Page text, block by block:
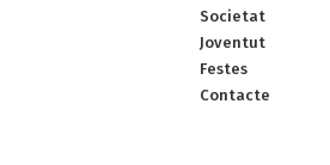
Societat
Joventut
Festes
Contacte